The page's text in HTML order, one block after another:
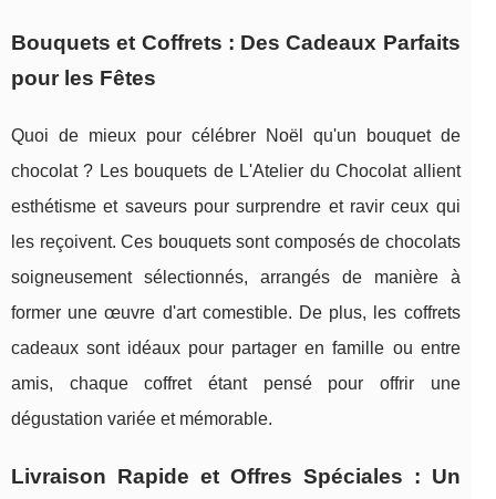
Bouquets et Coffrets : Des Cadeaux Parfaits
pour les Fêtes
Quoi de mieux pour célébrer Noël qu'un bouquet de
chocolat ? Les bouquets de L'Atelier du Chocolat allient
esthétisme et saveurs pour surprendre et ravir ceux qui
les reçoivent. Ces bouquets sont composés de chocolats
soigneusement sélectionnés, arrangés de manière à
former une œuvre d'art comestible. De plus, les coffrets
cadeaux sont idéaux pour partager en famille ou entre
amis, chaque coffret étant pensé pour offrir une
dégustation variée et mémorable.
Livraison Rapide et Offres Spéciales : Un